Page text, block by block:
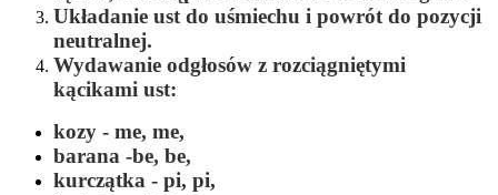
Układanie ust do uśmiechu i powrót do pozycji
neutralnej.
Wydawanie odgłosów z rozciągniętymi
kącikami ust:
kozy - me, me,
barana -be, be,
kurczątka - pi, pi,